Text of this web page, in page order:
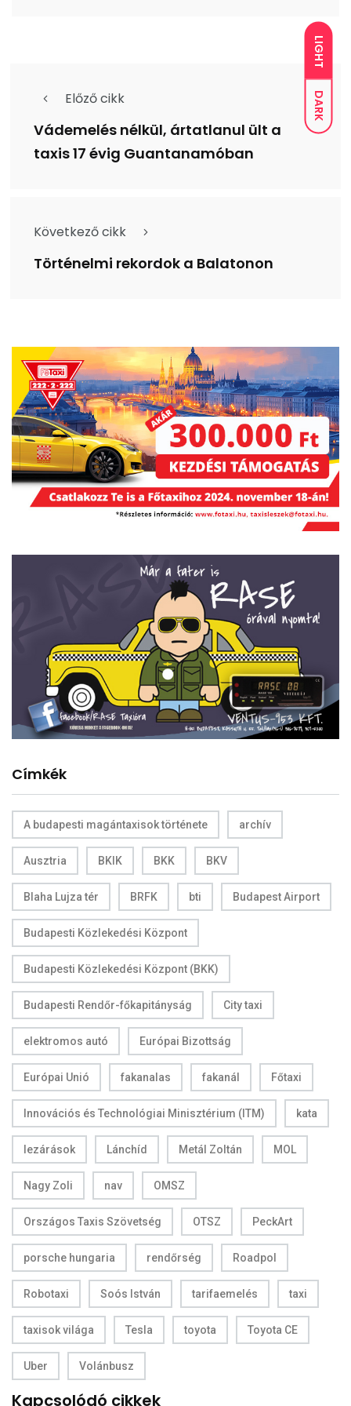
LIGHT
DARK
Előző cikk
Vádemelés nélkül, ártatlanul ült a
taxis 17 évig Guantanamóban
Következő cikk
Történelmi rekordok a Balatonon
Címkék
A budapesti magántaxisok története archív
Ausztria BKIK BKK BKV
Blaha Lujza tér BRFK bti Budapest Airport
Budapesti Közlekedési Központ
Budapesti Közlekedési Központ (BKK)
Budapesti Rendőr-főkapitányság City taxi
elektromos autó Európai Bizottság
Európai Unió fakanalas fakanál Főtaxi
Innovációs és Technológiai Minisztérium (ITM) kata
lezárások Lánchíd Metál Zoltán MOL
Nagy Zoli nav OMSZ
Országos Taxis Szövetség OTSZ PeckArt
porsche hungaria rendőrség Roadpol
Robotaxi Soós István tarifaemelés taxi
taxisok világa Tesla toyota Toyota CE
Uber Volánbusz
Kapcsolódó cikkek